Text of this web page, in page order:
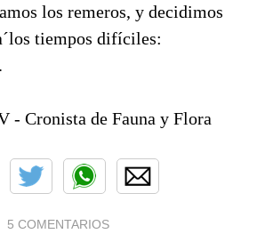
los remeros, y decidimos
tiempos difíciles:
- Cronista de Fauna y Flora
5 COMENTARIOS